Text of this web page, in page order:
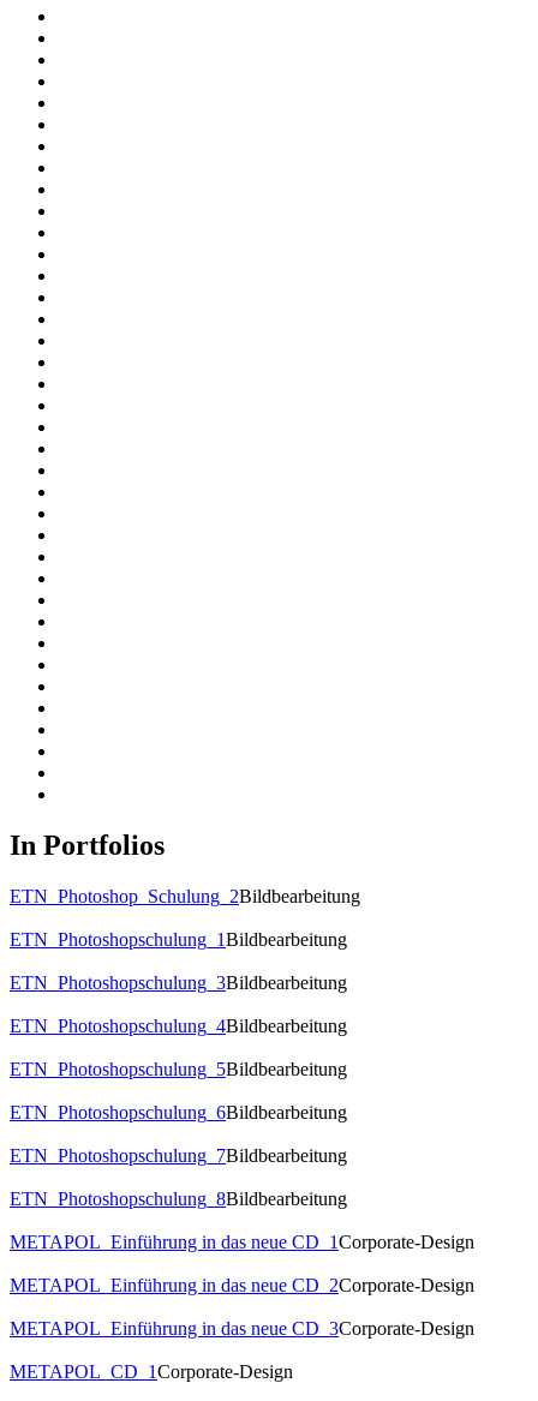
In Portfolios
ETN_Photoshop_Schulung_2Bildbearbeitung
ETN_Photoshopschulung_1Bildbearbeitung
ETN_Photoshopschulung_3Bildbearbeitung
ETN_Photoshopschulung_4Bildbearbeitung
ETN_Photoshopschulung_5Bildbearbeitung
ETN_Photoshopschulung_6Bildbearbeitung
ETN_Photoshopschulung_7Bildbearbeitung
ETN_Photoshopschulung_8Bildbearbeitung
METAPOL_Einführung in das neue CD_1Corporate-Design
METAPOL_Einführung in das neue CD_2Corporate-Design
METAPOL_Einführung in das neue CD_3Corporate-Design
METAPOL_CD_1Corporate-Design